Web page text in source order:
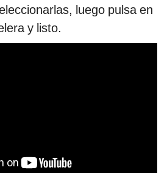
luego pulsa en
y listo.